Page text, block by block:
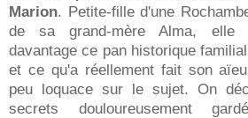
Marion. Petite-fille d'une
de sa grand-mère Alma, elle
davantage ce pan historique
et ce qu'a réellement fait son
peu loquace sur le sujet. On
secrets douloureusement